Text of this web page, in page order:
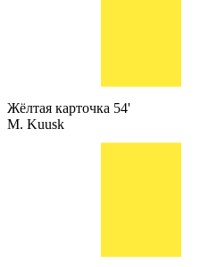
Жёлтая карточка 54'
M. Kuusk